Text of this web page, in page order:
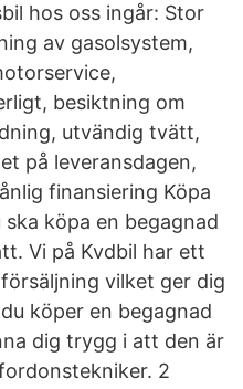
hos oss ingår: Stor
av gasolsystem,
besiktning om
utvändig tvätt,
på leveransdagen,
finansiering Köpa
köpa en begagnad
Vi på Kvdbil har ett
vilket ger dig
köper en begagnad
dig trygg i att den är
2